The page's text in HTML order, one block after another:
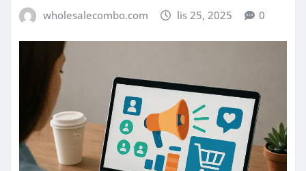
wholesalecombo.com lis 25, 2025 0